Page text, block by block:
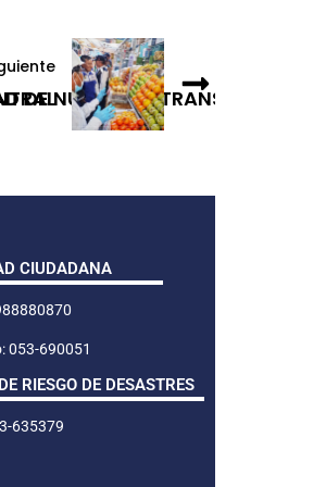
DE NUESTROS
CIUDADANA
053-690051
RIESGO DE DESASTRES
635379